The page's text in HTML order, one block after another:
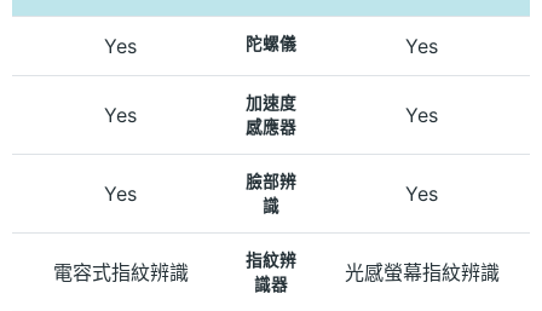
Yes 陀螺儀 Yes
Yes
加速度
感應器
Yes
Yes
臉部辨
識
Yes
電容式指紋辨識
指紋辨
識器
光感螢幕指紋辨識